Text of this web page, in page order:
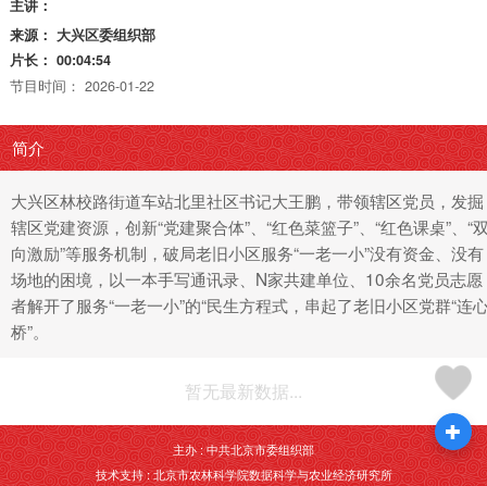
主讲：
来源： 大兴区委组织部
片长： 00:04:54
节目时间： 2026-01-22
简介
大兴区林校路街道车站北里社区书记大王鹏，带领辖区党员，发掘
辖区党建资源，创新“党建聚合体”、“红色菜篮子”、“红色课桌”、“
向激励”等服务机制，破局老旧小区服务“一老一小”没有资金、没有
场地的困境，以一本手写通讯录、N家共建单位、10余名党员志愿
者解开了服务“一老一小”的“民生方程式，串起了老旧小区党群“连
桥”。
暂无最新数据...
主办 : 中共北京市委组织部
技术支持 : 北京市农林科学院数据科学与农业经济研究所